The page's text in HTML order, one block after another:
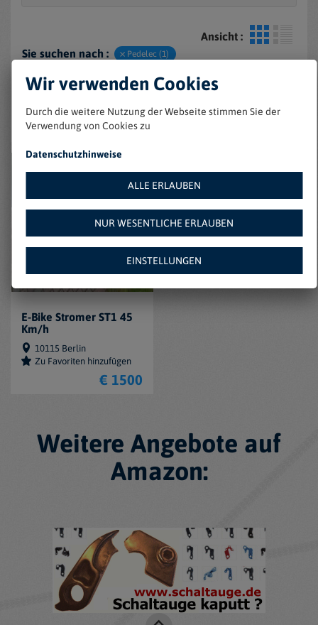
Ansicht :
Sie suchen nach :
Pedelec (1)
Marke:
Zustand : Gebraucht (1)
E-Bike Stromer ST1 45
Km/h
10115 Berlin
Zu Favoriten hinzufügen
€ 1500
Weitere Angebote auf
Amazon:
Wir verwenden Cookies
Durch die weitere Nutzung der Webseite stimmen Sie der
Verwendung von Cookies zu
Datenschutzhinweise
ALLE ERLAUBEN
NUR WESENTLICHE ERLAUBEN
EINSTELLUNGEN